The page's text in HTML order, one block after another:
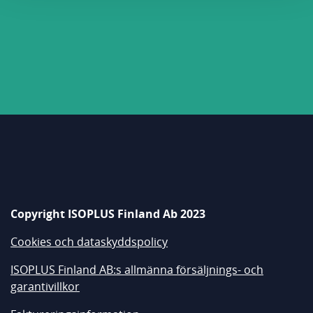
Copyright ISOPLUS Finland Ab 2023
Cookies och dataskyddspolicy
ISOPLUS Finland AB:s allmänna försäljnings- och
garantivillkor